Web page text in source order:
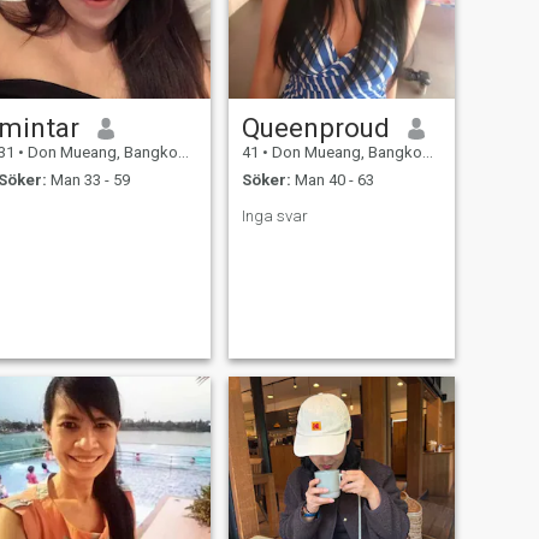
mitt liv. Tack för att du
kom in och läste 🙏😊
mintar
• Don Mueang, Bangkok, Thailand
Söker: Man 33 - 59
Queenproud
41 • Don Mueang, Bangkok, Thailand
Söker: Man 40 - 63
Inga svar